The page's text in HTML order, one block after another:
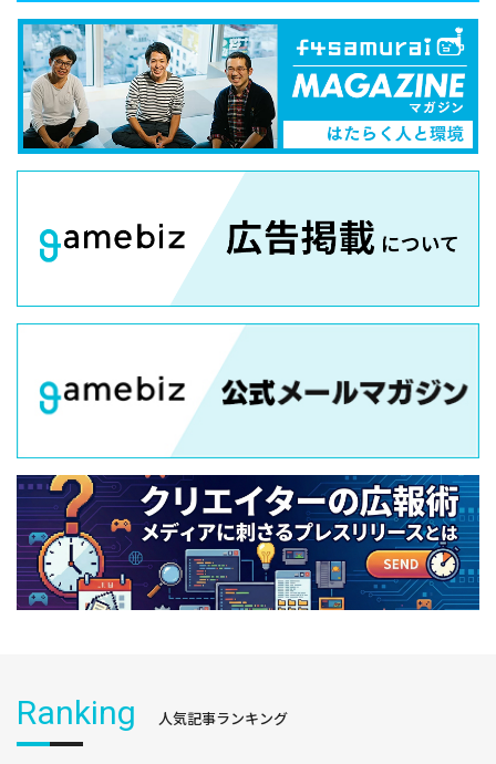
Ranking 人気記事ランキング